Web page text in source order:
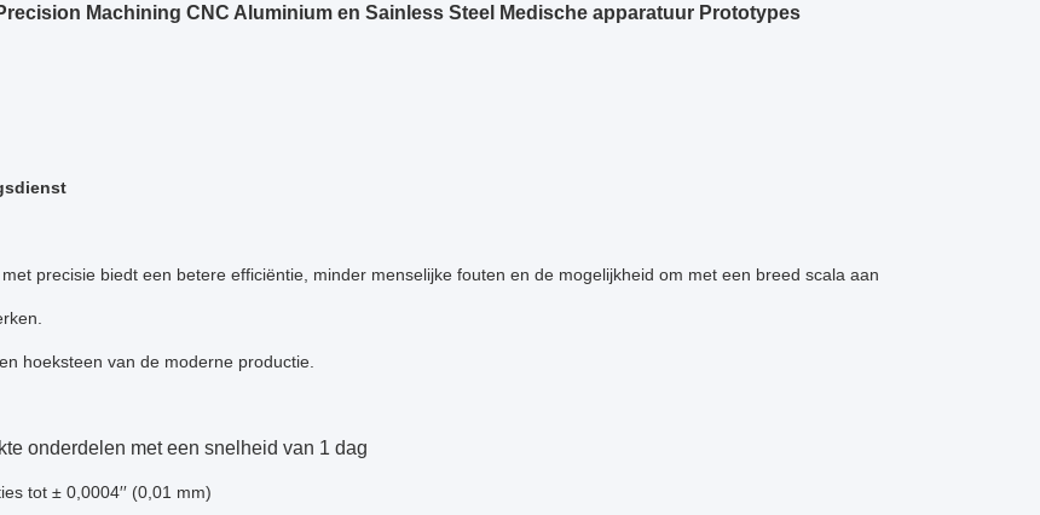
Machining CNC Aluminium en Sainless Steel Medische apparatuur Prototypes
precisie biedt een betere efficiëntie, minder menselijke fouten en de mogelijkheid om met een breed scala aan
hoeksteen van de moderne productie.
onderdelen met een snelheid van 1 dag
tot ± 0,0004′′ (0,01 mm)